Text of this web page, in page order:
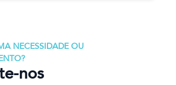
NECESSIDADE OU
nos